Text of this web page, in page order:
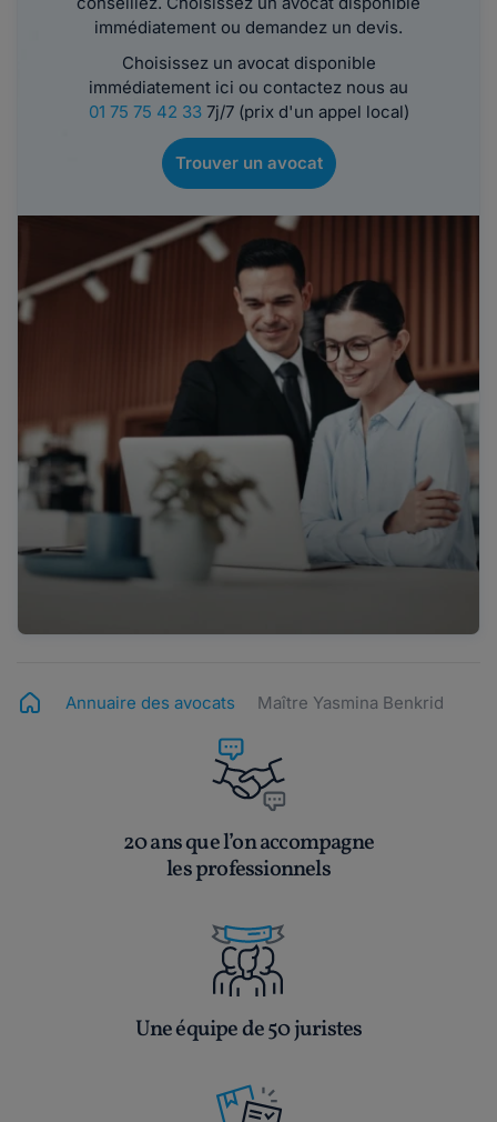
immédiatement ou demandez un devis.
Choisissez un avocat disponible
immédiatement ici ou contactez nous au
01 75 75 42 337j/7 (prix d'un appel local)
Trouver un avocat
Annuaire des avocats Maître Yasmina Benkrid
20 ans que l’on accompagne
les professionnels
Une équipe de 50 juristes